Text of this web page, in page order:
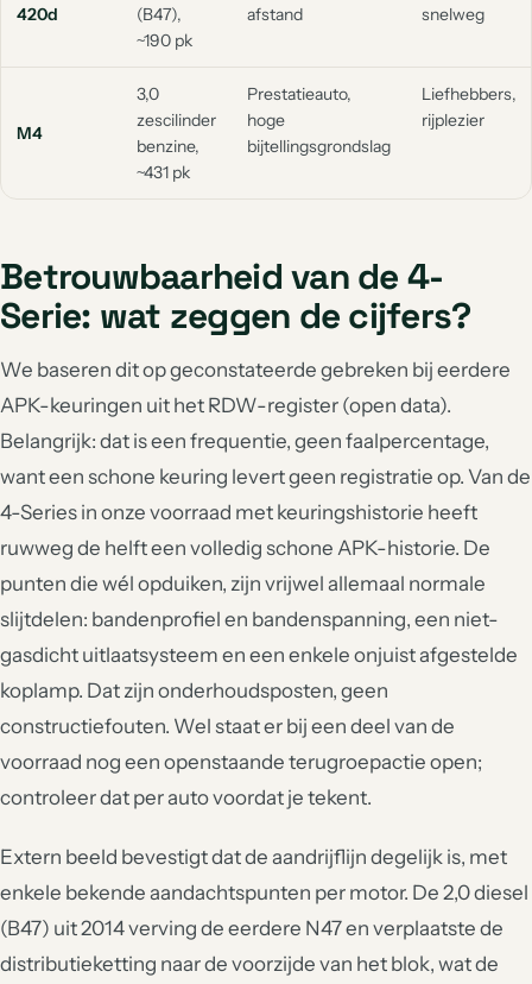
420d
(B47),
~190 pk
afstand
snelweg
M4
3,0
zescilinder
benzine,
~431 pk
Prestatieauto,
hoge
bijtellingsgrondslag
Liefhebbers,
rijplezier
Betrouwbaarheid van de 4-
Serie: wat zeggen de cijfers?
We baseren dit op geconstateerde gebreken bij eerdere
APK-keuringen uit het RDW-register (open data).
Belangrijk: dat is een frequentie, geen faalpercentage,
want een schone keuring levert geen registratie op. Van de
4-Series in onze voorraad met keuringshistorie heeft
ruwweg de helft een volledig schone APK-historie. De
punten die wél opduiken, zijn vrijwel allemaal normale
slijtdelen: bandenprofiel en bandenspanning, een niet-
gasdicht uitlaatsysteem en een enkele onjuist afgestelde
koplamp. Dat zijn onderhoudsposten, geen
constructiefouten. Wel staat er bij een deel van de
voorraad nog een openstaande terugroepactie open;
controleer dat per auto voordat je tekent.
Extern beeld bevestigt dat de aandrijflijn degelijk is, met
enkele bekende aandachtspunten per motor. De 2,0 diesel
(B47) uit 2014 verving de eerdere N47 en verplaatste de
distributieketting naar de voorzijde van het blok, wat de